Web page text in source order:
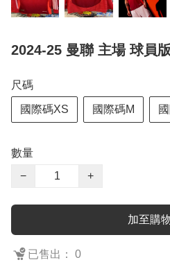
2024-25 曼聯 主場 球員
尺碼
國際碼XS 國際碼M
數量
−
+
加至購
已售出： 0